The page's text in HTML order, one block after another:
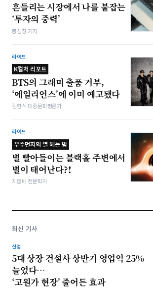
흔들리는 시장에서 나를 붙잡는
‘투자의 중력’
봉성창 기자
라이프
K컬처 리포트
BTS의 그래미 출품 거부,
‘에일리언스’에 이미 예고됐다
김헌식 대중문화평론가
라이프
우주먼지의 별 헤는 밤
별 빨아들이는 블랙홀 주변에서
별이 태어난다?!
지웅배 천문학자
최신 기사
산업
5대 상장 건설사 상반기 영업익 25%
늘었다…
‘고원가 현장’ 줄어든 효과